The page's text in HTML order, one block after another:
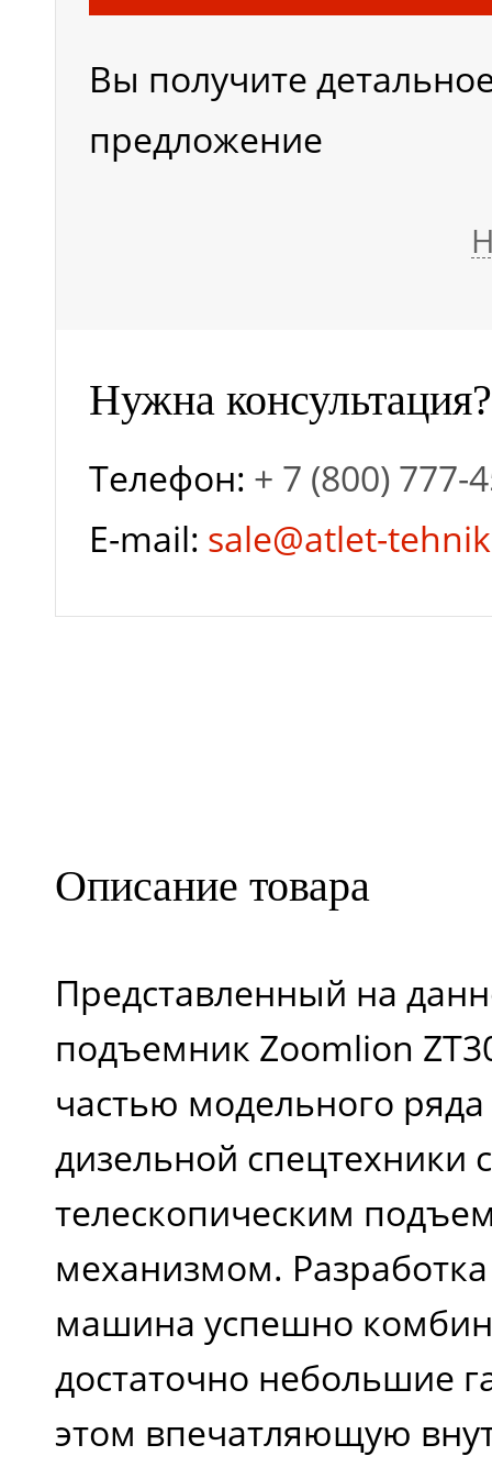
Высота подъема
платформы (м)
Длина (м)
Марка дизельного
перемещения
max (км/ч)
Преодолеваемый
Общий вес (кг)
Вы получите
предложение
Нужна консультация?
Телефон: + 7 (800) 777-
E-mail: sale@atlet-
Описание товара
Представленный на
подъемник Zoomlion
частью модельного ряда
дизельной спецтехники с
телескопическим
механизмом.
машина успешно
достаточно небольшие
этом впечатляющую